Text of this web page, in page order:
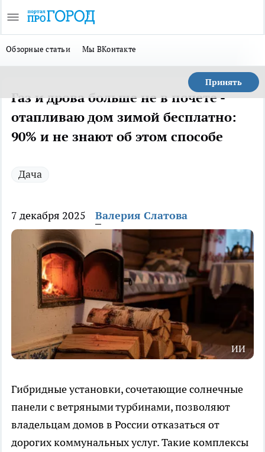
Обзорные статьи Мы ВКонтакте
Принять
Газ и дрова больше не в почете -
отапливаю дом зимой бесплатно:
90% и не знают об этом способе
Дача
7 декабря 2025 Валерия Слатова
ИИ
Гибридные установки, сочетающие солнечные
панели с ветряными турбинами, позволяют
владельцам домов в России отказаться от
дорогих коммунальных услуг. Такие комплексы